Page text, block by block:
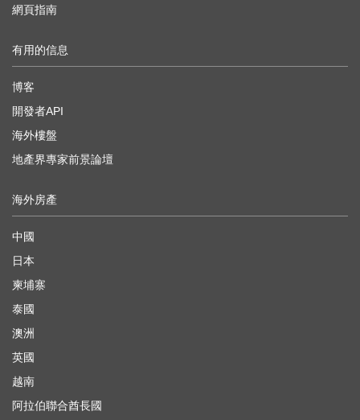
網頁指南
有用的信息
博客
開發者API
海外樓盤
地產界專家前景論壇
海外房產
中國
日本
柬埔寨
泰國
澳洲
英國
越南
阿拉伯聯合酋長國